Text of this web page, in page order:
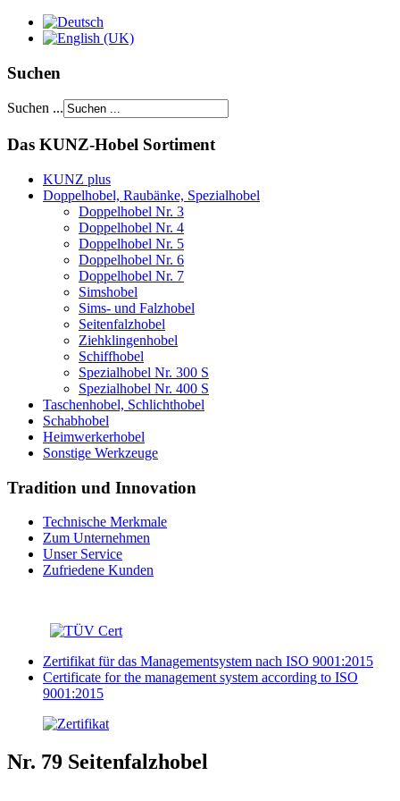
Suchen
Suchen ...
Das KUNZ-Hobel Sortiment
KUNZ plus
Doppelhobel, Raubänke, Spezialhobel
Doppelhobel Nr. 3
Doppelhobel Nr. 4
Doppelhobel Nr. 5
Doppelhobel Nr. 6
Doppelhobel Nr. 7
Simshobel
Sims- und Falzhobel
Seitenfalzhobel
Ziehklingenhobel
Schiffhobel
Spezialhobel Nr. 300 S
Spezialhobel Nr. 400 S
Taschenhobel, Schlichthobel
Schabhobel
Heimwerkerhobel
Sonstige Werkzeuge
Tradition und Innovation
Technische Merkmale
Zum Unternehmen
Unser Service
Zufriedene Kunden
Zertifikat für das Managementsystem nach ISO 9001:2015
Certificate for the management system according to ISO
9001:2015
Nr. 79 Seitenfalzhobel